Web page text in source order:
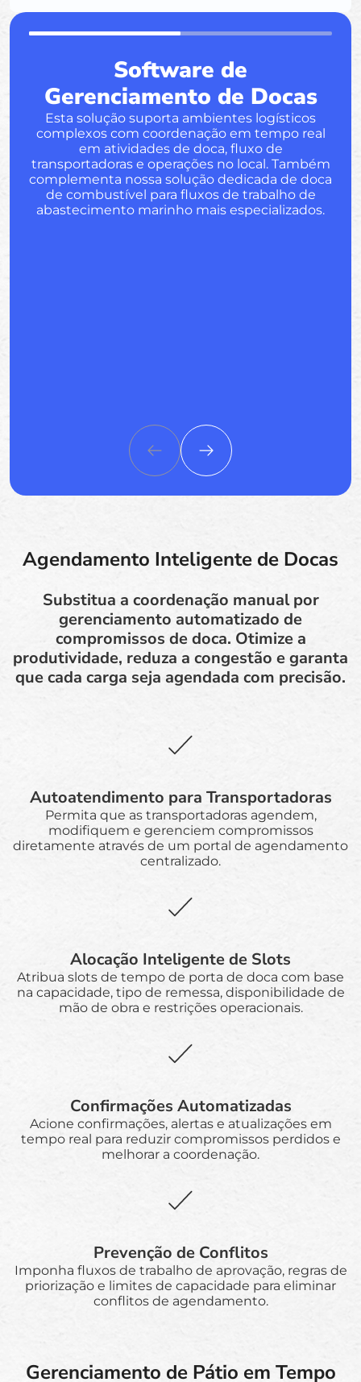
Software de
Gerenciamento de Docas
Esta solução suporta ambientes logísticos
complexos com coordenação em tempo real
em atividades de doca, fluxo de
transportadoras e operações no local. Também
complementa nossa solução dedicada de doca
de combustível para fluxos de trabalho de
abastecimento marinho mais especializados.
Agendamento Inteligente de Docas
Substitua a coordenação manual por
gerenciamento automatizado de
compromissos de doca. Otimize a
produtividade, reduza a congestão e garanta
que cada carga seja agendada com precisão.
Autoatendimento para Transportadoras
Permita que as transportadoras agendem,
modifiquem e gerenciem compromissos
diretamente através de um portal de agendamento
centralizado.
Alocação Inteligente de Slots
Atribua slots de tempo de porta de doca com base
na capacidade, tipo de remessa, disponibilidade de
mão de obra e restrições operacionais.
Confirmações Automatizadas
Acione confirmações, alertas e atualizações em
tempo real para reduzir compromissos perdidos e
melhorar a coordenação.
Prevenção de Conflitos
Imponha fluxos de trabalho de aprovação, regras de
priorização e limites de capacidade para eliminar
conflitos de agendamento.
Gerenciamento de Pátio em Tempo